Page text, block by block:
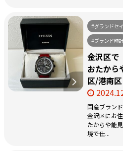
#グランドセ
#ブランド時
金沢区で
おたから
区/港南区
国産ブラン
金沢区にお
たからや能
境で仕...